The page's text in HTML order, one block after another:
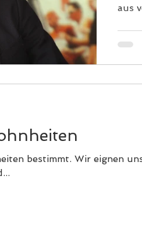
aus
bestimmt. Wir eignen